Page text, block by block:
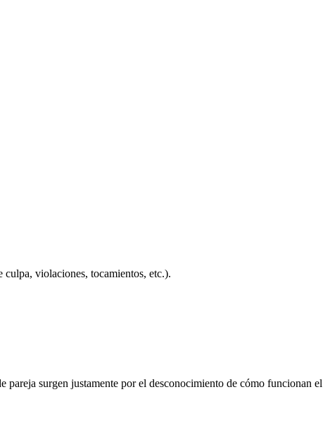
culpa, violaciones, tocamientos, etc.).
surgen justamente por el desconocimiento de cómo funcionan el